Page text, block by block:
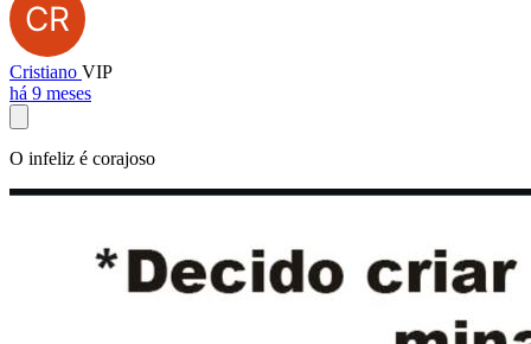
Cristiano VIP
há 9 meses
O infeliz é corajoso